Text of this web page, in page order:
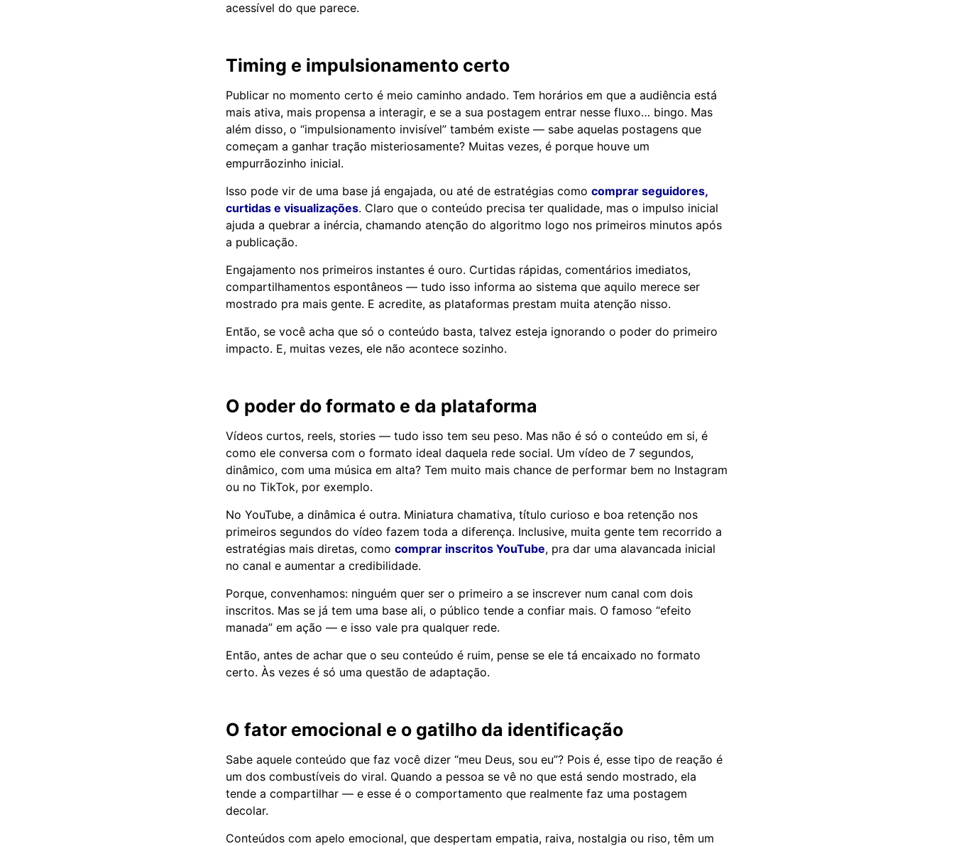
acessível do que parece.
Timing e impulsionamento certo
Publicar no momento certo é meio caminho andado. Tem horários em que a audiência está
mais ativa, mais propensa a interagir, e se a sua postagem entrar nesse fluxo… bingo. Mas
além disso, o “impulsionamento invisível” também existe — sabe aquelas postagens que
começam a ganhar tração misteriosamente? Muitas vezes, é porque houve um
empurrãozinho inicial.
Isso pode vir de uma base já engajada, ou até de estratégias como comprar seguidores,
curtidas e visualizações. Claro que o conteúdo precisa ter qualidade, mas o impulso inicial
ajuda a quebrar a inércia, chamando atenção do algoritmo logo nos primeiros minutos após
a publicação.
Engajamento nos primeiros instantes é ouro. Curtidas rápidas, comentários imediatos,
compartilhamentos espontâneos — tudo isso informa ao sistema que aquilo merece ser
mostrado pra mais gente. E acredite, as plataformas prestam muita atenção nisso.
Então, se você acha que só o conteúdo basta, talvez esteja ignorando o poder do primeiro
impacto. E, muitas vezes, ele não acontece sozinho.
O poder do formato e da plataforma
Vídeos curtos, reels, stories — tudo isso tem seu peso. Mas não é só o conteúdo em si, é
como ele conversa com o formato ideal daquela rede social. Um vídeo de 7 segundos,
dinâmico, com uma música em alta? Tem muito mais chance de performar bem no Instagram
ou no TikTok, por exemplo.
No YouTube, a dinâmica é outra. Miniatura chamativa, título curioso e boa retenção nos
primeiros segundos do vídeo fazem toda a diferença. Inclusive, muita gente tem recorrido a
estratégias mais diretas, como comprar inscritos YouTube, pra dar uma alavancada inicial
no canal e aumentar a credibilidade.
Porque, convenhamos: ninguém quer ser o primeiro a se inscrever num canal com dois
inscritos. Mas se já tem uma base ali, o público tende a confiar mais. O famoso “efeito
manada” em ação — e isso vale pra qualquer rede.
Então, antes de achar que o seu conteúdo é ruim, pense se ele tá encaixado no formato
certo. Às vezes é só uma questão de adaptação.
O fator emocional e o gatilho da identificação
Sabe aquele conteúdo que faz você dizer “meu Deus, sou eu”? Pois é, esse tipo de reação é
um dos combustíveis do viral. Quando a pessoa se vê no que está sendo mostrado, ela
tende a compartilhar — e esse é o comportamento que realmente faz uma postagem
decolar.
Conteúdos com apelo emocional, que despertam empatia, raiva, nostalgia ou riso, têm um